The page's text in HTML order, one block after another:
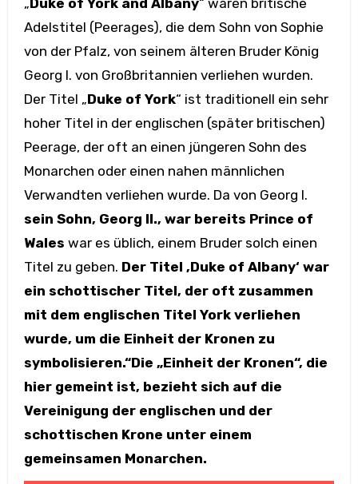
„ Duke of York and Albany“ waren britische
Adelstitel (Peerages), die dem Sohn von Sophie
von der Pfalz, von seinem älteren Bruder König
Georg I. von Großbritannien verliehen wurden.
Der Titel „Duke of York“ ist traditionell ein sehr
hoher Titel in der englischen (später britischen)
Peerage, der oft an einen jüngeren Sohn des
Monarchen oder einen nahen männlichen
Verwandten verliehen wurde. Da von Georg I.
sein Sohn, Georg II., war bereits Prince of
Wales war es üblich, einem Bruder solch einen
Titel zu geben. Der Titel ‚Duke of Albany‘ war
ein schottischer Titel, der oft zusammen
mit dem englischen Titel York verliehen
wurde, um die Einheit der Kronen zu
symbolisieren.“Die „Einheit der Kronen“, die
hier gemeint ist, bezieht sich auf die
Vereinigung der englischen und der
schottischen Krone unter einem
gemeinsamen Monarchen.